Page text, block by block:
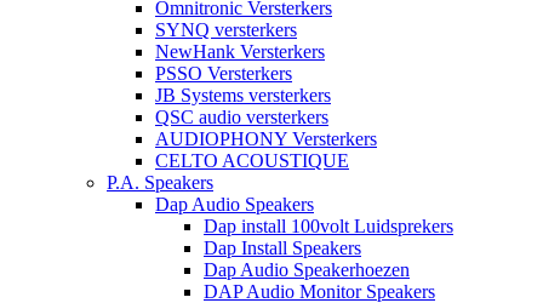
Omnitronic Versterkers
SYNQ versterkers
NewHank Versterkers
PSSO Versterkers
JB Systems versterkers
QSC audio versterkers
AUDIOPHONY Versterkers
CELTO ACOUSTIQUE
P.A. Speakers
Dap Audio Speakers
Dap install 100volt Luidsprekers
Dap Install Speakers
Dap Audio Speakerhoezen
DAP Audio Monitor Speakers